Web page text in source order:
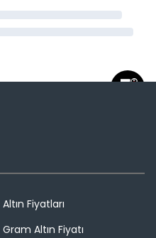
Altın Fiyatları
Gram Altın Fiyatı